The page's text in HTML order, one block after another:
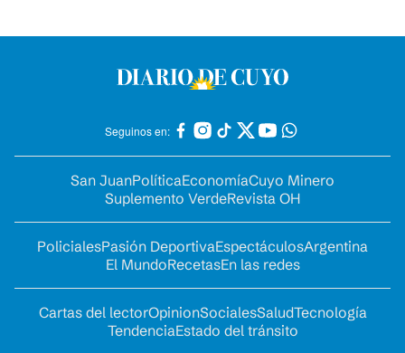
Seguinos en:
San JuanPolíticaEconomíaCuyo Minero
Suplemento VerdeRevista OH
PolicialesPasión DeportivaEspectáculosArgentina
El MundoRecetasEn las redes
Cartas del lectorOpinionSocialesSaludTecnología
TendenciaEstado del tránsito